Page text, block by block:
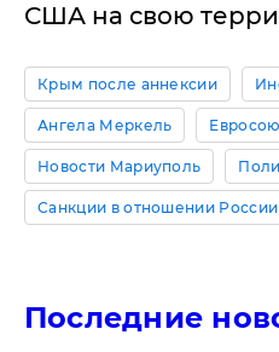
США на свою
Крым после аннексии
Ангела Меркель
Новости Мариуполь
Санкции в отношении России
Последние